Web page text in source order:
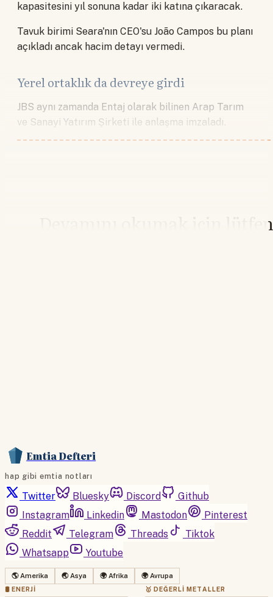
kapasitesini yıl sonuna kadar iki katına çıkaracak.
Tavuk birimi Seara'nın CEO'su João Campos bu planı
açıkladı ancak hacim detayı vermedi.
Yerel ortaklık da devreye girdi
JBS aynı zamanda Entaj olarak bilinen Arap Tarım
ve Sanayi Yatırım Şirketi ile anlaşma imzaladı.
Devamını okumak için lütfen
Emtia Defteri
hap gibi emtia notları
Twitter Bluesky Discord
Github
Instagram
Linkedin Mastodon
Pinterest
Reddit
Telegram Threads
Tiktok
Whatsapp
Youtube
🌎 Amerika 🌏 Asya 🌍 Afrika 🌍 Avrupa
🛢 ENERJI 🥇 DEĞERLI METALLER